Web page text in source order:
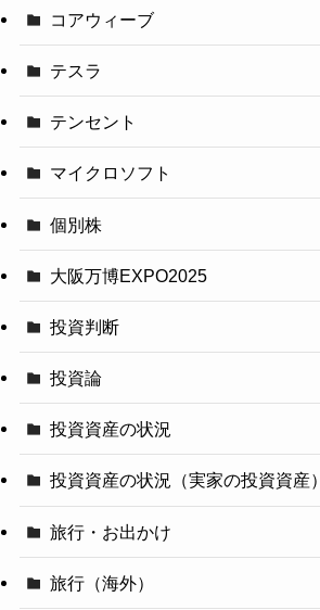
コアウィーブ
テスラ
テンセント
マイクロソフト
個別株
大阪万博EXPO2025
投資判断
投資論
投資資産の状況
投資資産の状況（実家の投資資産）
旅行・お出かけ
旅行（海外）